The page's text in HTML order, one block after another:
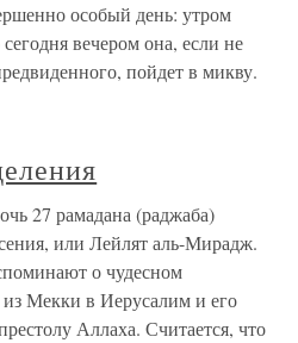
особый день: утром
вечером она, если не
пойдет в микву.
27 рамадана (раджаба)
или Лейлят аль-Мирадж.
о чудесном
Мекки в Иерусалим и его
Аллаха. Считается, что